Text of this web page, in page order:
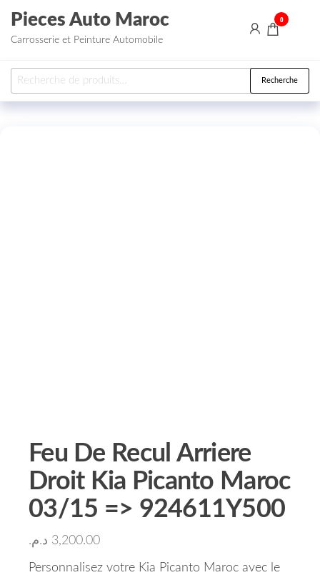
Aller au contenu
Pieces Auto Maroc
Carrosserie et Peinture Automobile
0
Recherche pour : Recherche
Feu De Recul Arriere
Droit Kia Picanto Maroc
03/15 => 924611Y500
3,200.00 د.م.
Personnalisez votre Kia Picanto Maroc avec le